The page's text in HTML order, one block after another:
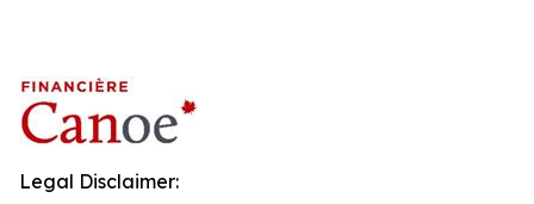
Legal Disclaimer: